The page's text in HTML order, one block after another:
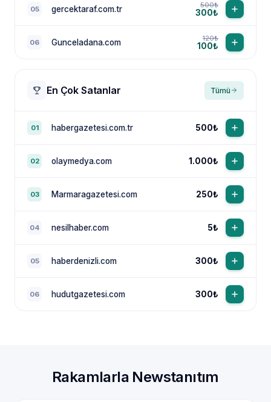
05 gercektaraf.com.tr 500₺
300₺
06 Gunceladana.com 120₺
100₺
En Çok Satanlar Tümü
01 habergazetesi.com.tr 500₺
02 olaymedya.com 1.000₺
03 Marmaragazetesi.com 250₺
04 nesilhaber.com 5₺
05 haberdenizli.com 300₺
06 hudutgazetesi.com 300₺
Rakamlarla Newstanıtım